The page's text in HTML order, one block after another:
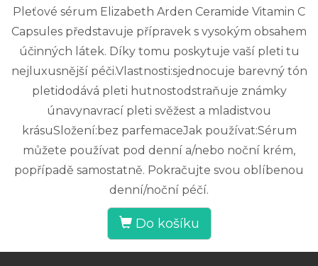
Pleťové sérum Elizabeth Arden Ceramide Vitamin C
Capsules představuje přípravek s vysokým obsahem
účinných látek. Díky tomu poskytuje vaší pleti tu
nejluxusnější péči.Vlastnosti:sjednocuje barevný tón
pletidodává pleti hutnostodstraňuje známky
únavynavrací pleti svěžest a mladistvou
krásuSložení:bez parfemaceJak používat:Sérum
můžete používat pod denní a/nebo noční krém,
popřípadě samostatně. Pokračujte svou oblíbenou
denní/noční péčí.
Do košíku